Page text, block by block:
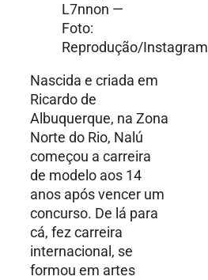
L7nnon —
Foto:
Reprodução/Instagram
Nascida e criada em
Ricardo de
Albuquerque, na Zona
Norte do Rio, Nalú
começou a carreira
de modelo aos 14
anos após vencer um
concurso. De lá para
cá, fez carreira
internacional, se
formou em artes